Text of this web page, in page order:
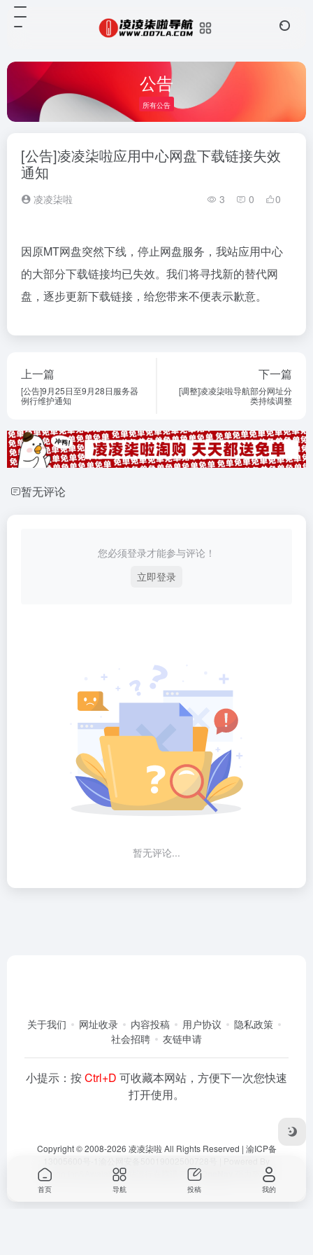
公告
所有公告
[公告]凌凌柒啦应用中心网盘下载链接失效
通知
凌凌柒啦 3 0 0
因原MT网盘突然下线，停止网盘服务，我站应用中心
的大部分下载链接均已失效。我们将寻找新的替代网
盘，逐步更新下载链接，给您带来不便表示歉意。
上一篇
[公告]9月25日至9月28日服务器
例行维护通知
下一篇
[调整]凌凌柒啦导航部分网址分
类持续调整
暂无评论
您必须登录才能参与评论！
立即登录
暂无评论...
关于我们 网址收录 内容投稿 用户协议
隐私政策
社会招聘
友链申请
小提示：按Ctrl+D 可收藏本网站，方便下一次您快速
打开使用。
Copyright © 2008-2026 凌凌柒啦 All Rights Reserved | 渝ICP备
Dlaoo.Inc
Awalab| 本站运行在 由OneNav 强力驱动
首页 导航 投稿 我的